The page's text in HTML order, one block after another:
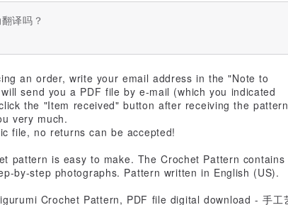
译吗？
an order, write your email address in the "Note to
send you a PDF file by e-mail (which you indicated
the "Item received" button after receiving the pattern
very much.
file, no returns can be accepted!
pattern is easy to make. The Crochet Pattern contains
by-step photographs. Pattern written in English (US).